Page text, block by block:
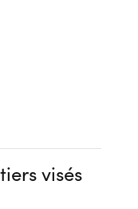
visés